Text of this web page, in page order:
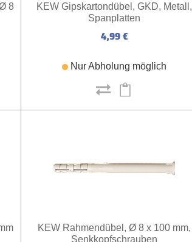
8
KEW Gipskartondübel, GKD, Metall,
Spanplatten
4,99 €
Nur Abholung möglich
KEW Rahmendübel, Ø 8 x 100 mm,
Senkkopfschrauben